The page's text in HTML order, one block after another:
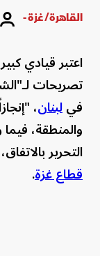
القاهرة/ غزة -
اعتبر قيادي
تصريحات
فيلبنان،
والمنطقة،
التحرير
قطاع غزة.